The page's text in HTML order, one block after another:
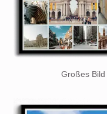
Großes Bild